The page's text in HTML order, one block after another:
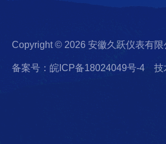
Copyright © 2026 安徽久跃仪表有
备案号：皖ICP备18024049号-4 技